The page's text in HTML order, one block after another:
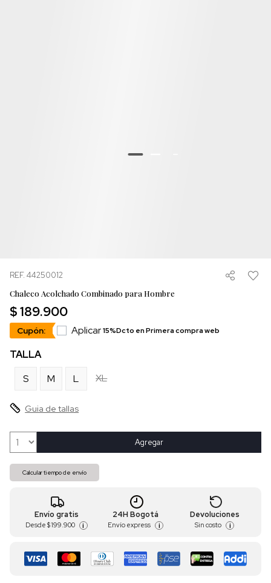
REF. 44250012
Chaleco Acolchado Combinado para Hombre
$ 189.900
Cupón: Aplicar15%Dcto en Primera compra web
TALLA
S
M L XL
Guia de tallas
Agregar
Calcular tiempo de envío
Envío gratis
Desde $ 199.900 i
24H Bogotá
Envío express i
Devoluciones
Sin costo i